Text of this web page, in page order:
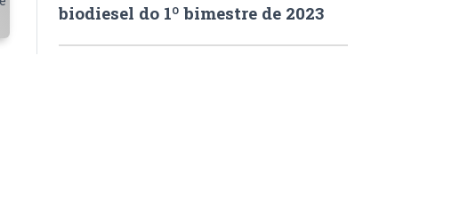
biodiesel do 1º bimestre de 2023